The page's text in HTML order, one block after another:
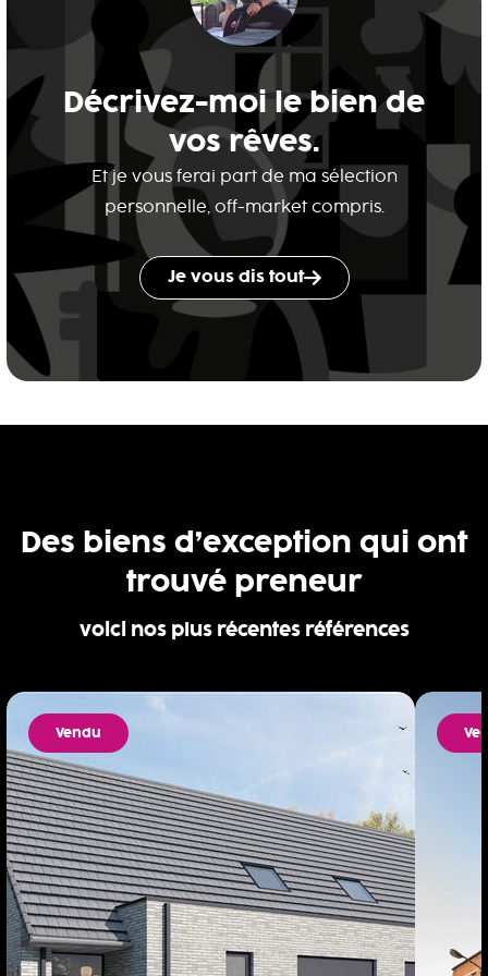
Décrivez-moi le bien de
vos rêves.
Et je vous ferai part de ma sélection
personnelle, off-market compris.
Je vous dis tout
Des biens d’exception qui ont
trouvé preneur
voici nos plus récentes références
Vendu